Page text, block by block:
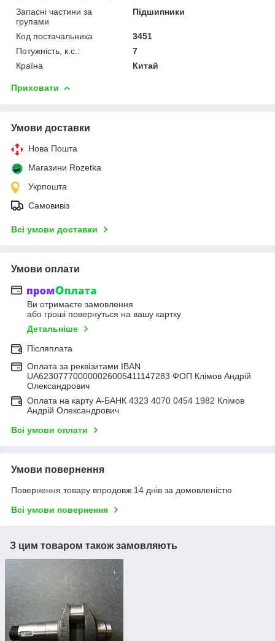
Запасні частини за
групами
Підшипники
Код постачальника
3451
Потужність, к.с.:
7
Країна
Китай
Приховати
Умови доставки
Нова Пошта
Магазини Rozetka
Укрпошта
Самовивіз
Всі умови доставки
Умови оплати
Ви отримаєте замовлення
або гроші повернуться на вашу картку
Детальніше
Післяплата
Оплата за реквізитами IBAN
UA623077700000026005411147283 ФОП Клімов Андрій
Олександрович
Оплата на карту А-БАНК 4323 4070 0454 1982 Клімов
Андрій Олександрович
Всі умови оплати
Умови повернення
Повернення товару впродовж 14 днів за домовленістю
Всі умови повернення
З цим товаром також замовляють